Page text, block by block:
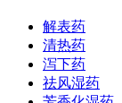
解表药
清热药
泻下药
祛风湿药